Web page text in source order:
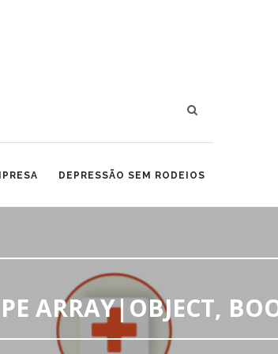
DEPRESSÃO SEM RODEIOS
ARRAY|OBJECT,